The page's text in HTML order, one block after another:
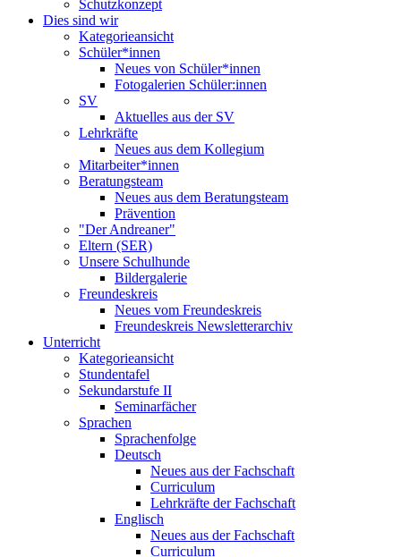
Schutzkonzept
Dies sind wir
Kategorieansicht
Schüler*innen
Neues von Schüler*innen
Fotogalerien Schüler:innen
SV
Aktuelles aus der SV
Lehrkräfte
Neues aus dem Kollegium
Mitarbeiter*innen
Beratungsteam
Neues aus dem Beratungsteam
Prävention
"Der Andreaner"
Eltern (SER)
Unsere Schulhunde
Bildergalerie
Freundeskreis
Neues vom Freundeskreis
Freundeskreis Newsletterarchiv
Unterricht
Kategorieansicht
Stundentafel
Sekundarstufe II
Seminarfächer
Sprachen
Sprachenfolge
Deutsch
Neues aus der Fachschaft
Curriculum
Lehrkräfte der Fachschaft
Englisch
Neues aus der Fachschaft
Curriculum